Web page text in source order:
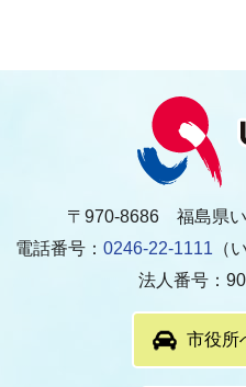
〒970-8686 福島県
電話番号： 0246-22-1111 （
法人番号：
市役所